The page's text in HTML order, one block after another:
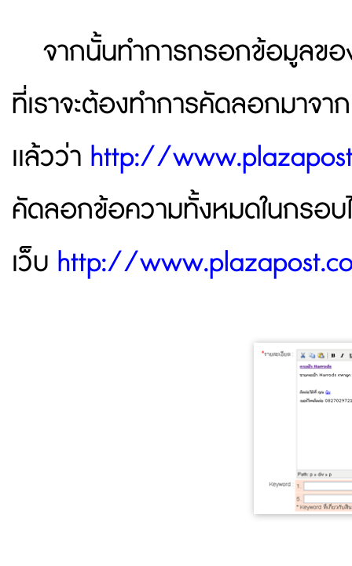
จากนั้นทำการกรอกข้อมูลข
ที่เราจะต้องทำการคัดลอกมาจาก
เเล้วว่า http://
คัดลอกข้อความทั้งหมดในกรอบ
เว็บ http://